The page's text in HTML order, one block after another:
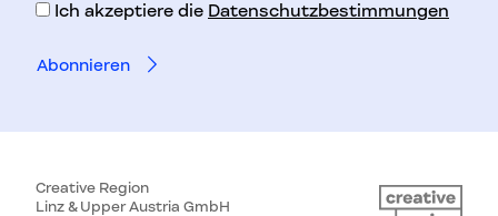
Ich akzeptiere die Datenschutzbestimmungen
Creative Region
Linz & Upper Austria GmbH